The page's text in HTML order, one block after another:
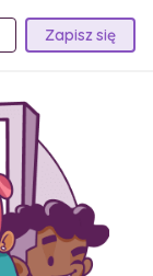
Zapisz się